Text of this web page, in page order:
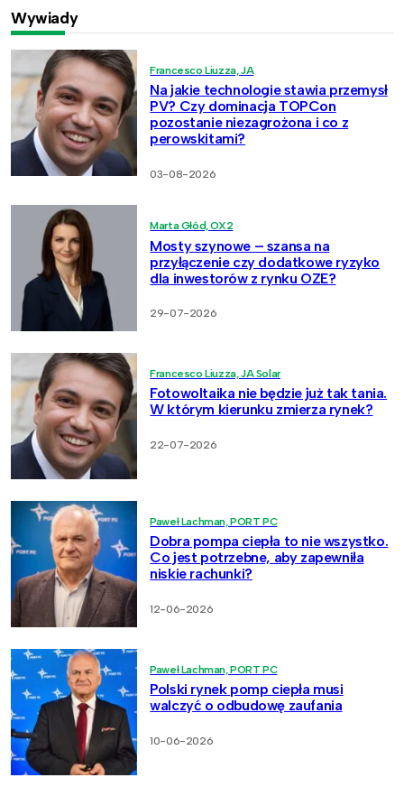
Wywiady
Francesco Liuzza, JA
Na jakie technologie stawia przemysł
PV? Czy dominacja TOPCon
pozostanie niezagrożona i co z
perowskitami?
03-08-2026
Marta Głód, OX2
Mosty szynowe – szansa na
przyłączenie czy dodatkowe ryzyko
dla inwestorów z rynku OZE?
29-07-2026
Francesco Liuzza, JA Solar
Fotowoltaika nie będzie już tak tania.
W którym kierunku zmierza rynek?
22-07-2026
Paweł Lachman, PORT PC
Dobra pompa ciepła to nie wszystko.
Co jest potrzebne, aby zapewniła
niskie rachunki?
12-06-2026
Paweł Lachman, PORT PC
Polski rynek pomp ciepła musi
walczyć o odbudowę zaufania
10-06-2026